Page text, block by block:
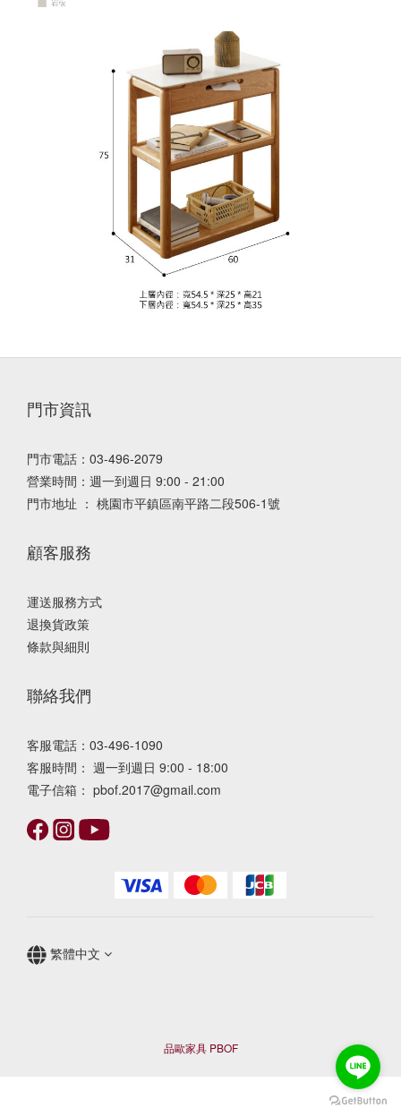
立即購買
門市資訊
門市電話：03-496-2079
營業時間：週一到週日 9:00 - 21:00
門市地址 ： 桃園市平鎮區南平路二段506-1號
顧客服務
運送服務方式
退換貨政策
條款與細則
聯絡我們
客服電話：03-496-1090
客服時間： 週一到週日 9:00 - 18:00
電子信箱： pbof.2017@gmail.com
繁體中文
品歐家具 PBOF